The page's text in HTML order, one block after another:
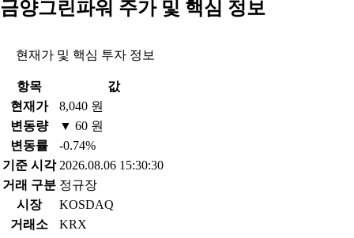
금양그린파워 주가 및 핵심 정보
현재가 및 핵심 투자 정보
항목
값
현재가
8,040 원
변동량
▼ 60 원
변동률
-0.74%
기준 시각 2026.08.06 15:30:30
거래 구분 정규장
시장
KOSDAQ
거래소
KRX